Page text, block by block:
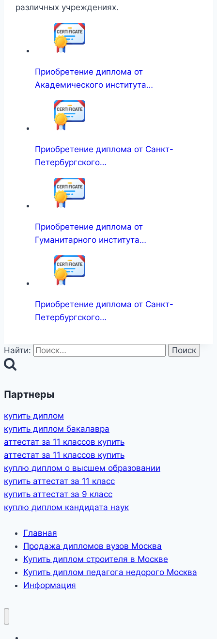
различных учреждениях.
Приобретение диплома от
Академического института…
Приобретение диплома от Санкт-
Петербургского…
Приобретение диплома от
Гуманитарного института…
Приобретение диплома от Санкт-
Петербургского…
Найти:
Партнеры
купить диплом
купить диплом бакалавра
аттестат за 11 классов купить
аттестат за 11 классов купить
куплю диплом о высшем образовании
купить аттестат за 11 класс
купить аттестат за 9 класс
куплю диплом кандидата наук
Главная
Продажа дипломов вузов Москва
Купить диплом строителя в Москве
Купить диплом педагога недорого Москва
Информация